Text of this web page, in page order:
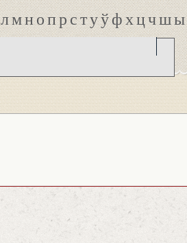
лмнопрстуўфхцчшы